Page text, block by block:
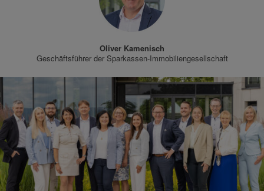
Oliver Kamenisch
Geschäftsführer der Sparkassen-Immobiliengesellschaft